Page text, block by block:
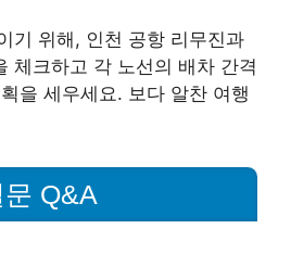
기 위해, 인천 공항 리무진과
체크하고 각 노선의 배차 간격
을 세우세요. 보다 알찬 여행
Q&A